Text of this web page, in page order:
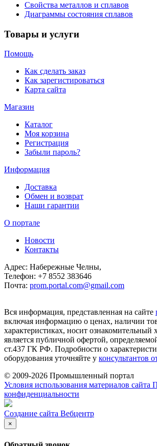
Свойства металлов и сплавов
Диаграммы состояния сплавов
Товары и услуги
Помощь
Как сделать заказ
Как зарегистироваться
Карта сайта
Магазин
Каталог
Моя корзина
Регистрация
Забыли пароль?
Информация
Доставка
Обмен и возврат
Наши гарантии
О портале
Новости
Контакты
Адрес: Набережные Челны,
Телефон: +7 8552 383646
Почта: prom.portal.com@gmail.com
Вся информация, представленная на сайте
включая информацию о ценах, наличии
характеристиках, носит ознакомительный
является публичной офертой,
ст.437 ГК РФ. Подробности о
оборудования уточняйте у консультантов
© 2009-2026 Промышленный портал
Условия использования материалов сайта
конфиденциальности
Создание сайта Вебцентр
×